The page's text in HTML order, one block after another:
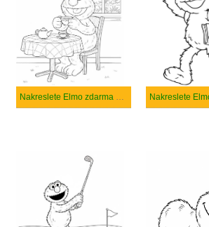
Nakreslete Elmo zdarma snadný tisknutelné